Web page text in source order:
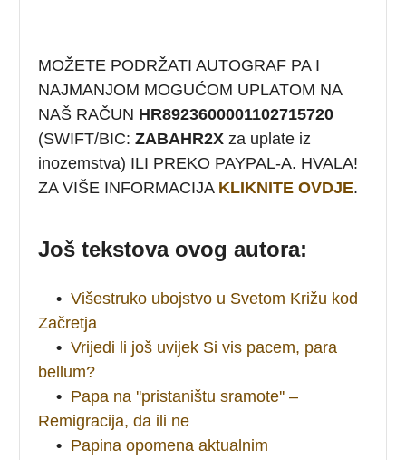
MOŽETE PODRŽATI AUTOGRAF PA I
NAJMANJOM MOGUĆOM UPLATOM NA
NAŠ RAČUN HR8923600001102715720
(SWIFT/BIC: ZABAHR2X za uplate iz
inozemstva) ILI PREKO PAYPAL-A. HVALA!
ZA VIŠE INFORMACIJA KLIKNITE OVDJE.
Još tekstova ovog autora:
• Višestruko ubojstvo u Svetom Križu kod
Začretja
• Vrijedi li još uvijek Si vis pacem, para
bellum?
• Papa na ''pristaništu sramote'' –
Remigracija, da ili ne
• Papina opomena aktualnim